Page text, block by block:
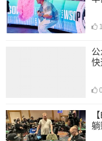
1
快
0
躺